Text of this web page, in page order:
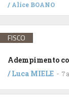
/ Alice BOANO
FISCO
Adempimento
/Luca MIELE - 7